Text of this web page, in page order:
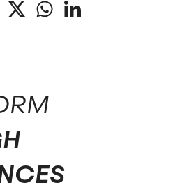
Facebook
Twitter WhatsApp